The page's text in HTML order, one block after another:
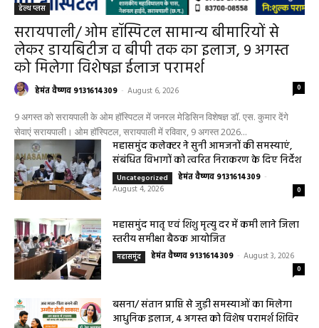
हेल्थ प्लस
सरायपाली/ ओम हॉस्पिटल सामान्य बीमारियों से
लेकर डायबिटीज व बीपी तक का इलाज, 9 अगस्त
को मिलेगा विशेषज्ञ ईलाज परामर्श
हेमंत वैष्णव 9131614309 - August 6, 2026 0
9 अगस्त को सरायपाली के ओम हॉस्पिटल में जनरल मेडिसिन विशेषज्ञ डॉ. एस. कुमार देंगे
सेवाएं सरायपाली। ओम हॉस्पिटल, सरायपाली में रविवार, 9 अगस्त 2026...
महासमुंद कलेक्टर ने सुनी आमजनों की समस्याएं,
संबंधित विभागों को त्वरित निराकरण के दिए निर्देश
Uncategorized हेमंत वैष्णव 9131614309 -
August 4, 2026
0
महासमुंद मातृ एवं शिशु मृत्यु दर में कमी लाने जिला
स्तरीय समीक्षा बैठक आयोजित
महासमुंद हेमंत वैष्णव 9131614309 - August 3, 2026
0
बसना/ संतान प्राप्ति से जुड़ी समस्याओं का मिलेगा
आधुनिक इलाज, 4 अगस्त को विशेष परामर्श शिविर